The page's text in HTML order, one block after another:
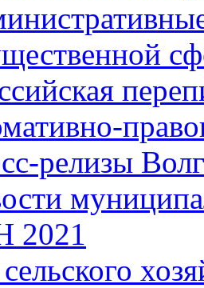
релизы
2021